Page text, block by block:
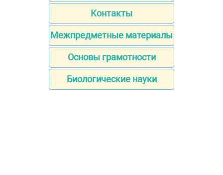
Контакты
Межпредметные материалы
Основы грамотности
Биологические науки